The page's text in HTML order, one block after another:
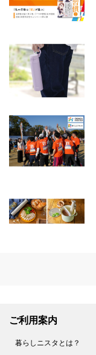
ご利用案内
暮らしニスタとは？